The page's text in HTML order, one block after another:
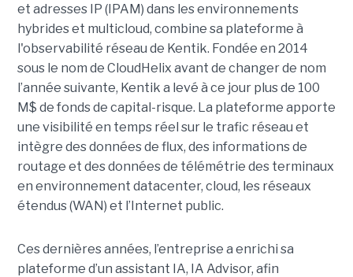
et adresses IP (IPAM) dans les environnements
hybrides et multicloud, combine sa plateforme à
l'observabilité réseau de Kentik. Fondée en 2014
sous le nom de CloudHelix avant de changer de nom
l’année suivante, Kentik a levé à ce jour plus de 100
M$ de fonds de capital-risque. La plateforme apporte
une visibilité en temps réel sur le trafic réseau et
intègre des données de flux, des informations de
routage et des données de télémétrie des terminaux
en environnement datacenter, cloud, les réseaux
étendus (WAN) et l’Internet public.
Ces dernières années, l’entreprise a enrichi sa
plateforme d’un assistant IA, IA Advisor, afin